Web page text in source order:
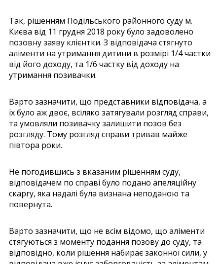
Так, рішенням Подільського районного суду м.
Києва від 11 грудня 2018 року було задоволено
позовну заяву клієнтки. З відповідача стягнуто
аліменти на утримання дитини в розмірі 1/4 частки
від його доходу, та 1/6 частку від доходу на
утримання позивачки.
Варто зазначити, що представники відповідача, а
їх було аж двоє, всіляко затягували розгляд справи,
та умовляли позивачку залишити позов без
розгляду. Тому розгляд справи тривав майже
півтора роки.
Не погодившись з вказаним рішенням суду,
відповідачем по справі було подано апеляційну
скаргу, яка надалі була визнана неподаною та
повернута.
Варто зазначити, що не всім відомо, що аліменти
стягуються з моменту подання позову до суду, та
відповідно, коли рішення набирає законної сили, у